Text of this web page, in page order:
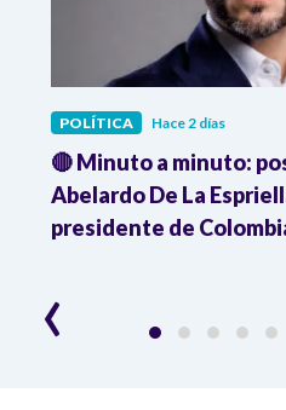
POLÍTICA Hace 2 días
🔴 Minuto a minuto:
Abelardo De La
presidente de
‹